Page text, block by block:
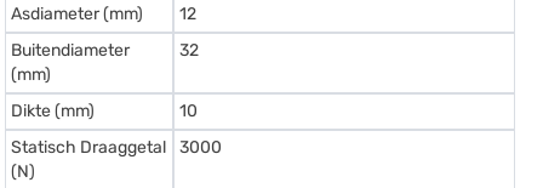
Asdiameter (mm)
12
Buitendiameter
(mm)
32
Dikte (mm)
10
Statisch Draaggetal
(N)
3000